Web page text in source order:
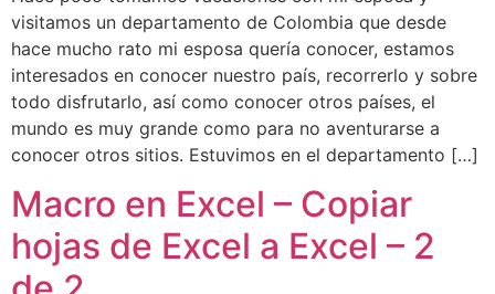
visitamos un departamento de Colombia que desde
hace mucho rato mi esposa quería conocer, estamos
interesados en conocer nuestro país, recorrerlo y sobre
todo disfrutarlo, así como conocer otros países, el
mundo es muy grande como para no aventurarse a
conocer otros sitios. Estuvimos en el departamento […]
Macro en Excel – Copiar
hojas de Excel a Excel – 2